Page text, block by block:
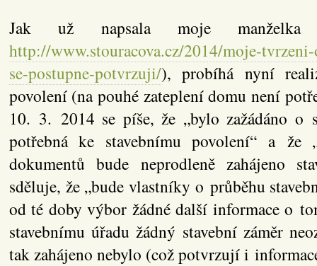
Jak už napsala moje
http://www.stouracova.cz/2014/moje-
se-postupne-potvrzuji/), probíhá nyní
povolení (na pouhé zateplení domu není
10. 3. 2014 se píše, že „bylo zažádáno o
potřebná ke stavebnímu povolení“ a že
dokumentů bude neprodleně zahájeno
sděluje, že „bude vlastníky o průběhu
od té doby výbor žádné další informace o
stavebnímu úřadu žádný stavební záměr
tak zahájeno nebylo (což potvrzují i